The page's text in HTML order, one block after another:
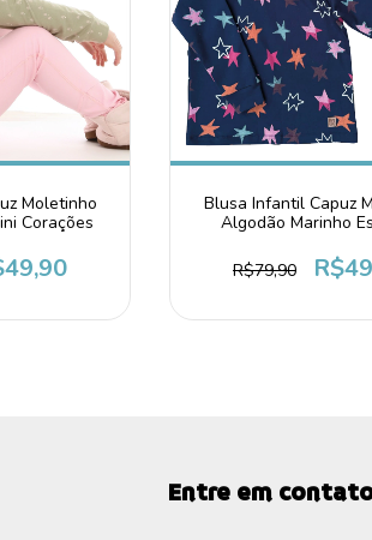
Moletinho
Corações
Blusa Infantil Capuz
Algodão Marinho
R$79,90
Entre em